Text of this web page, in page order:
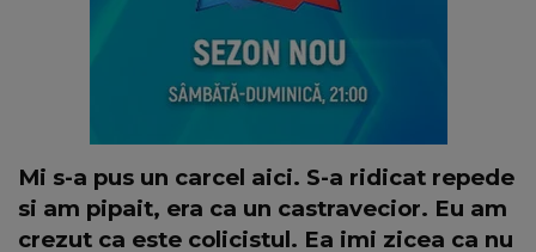
Mi s-a pus un carcel aici. S-a ridicat repede
si am pipait, era ca un castravecior. Eu am
crezut ca este colicistul. Ea imi zicea ca nu